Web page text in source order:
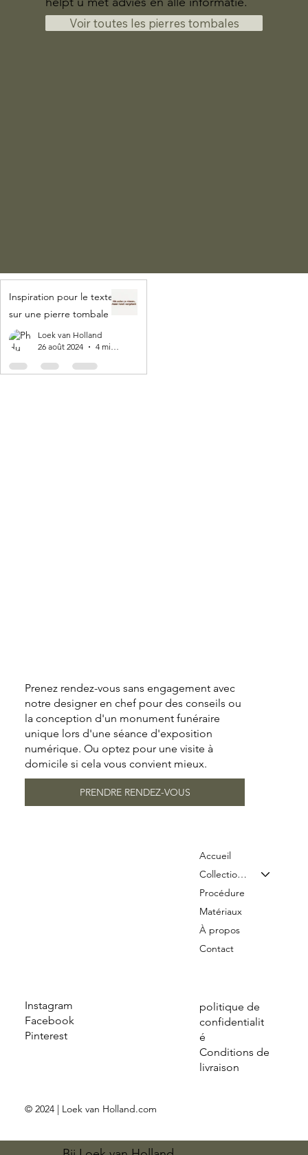
Voir toutes les pierres tombales
Inspiration pour le texte
sur une pierre tombale
Loek van Holland
26 août 2024
4 min de lecture
Instagram
Facebook
Pinterest
politique de
confidentialit
é
Conditions de
livraison
Accueil
Collection & Tarifs
Procédure
Matériaux
À propos
Contact
© 2024 | Loek van Holland.com
Prenez rendez-vous sans engagement avec
notre designer en chef pour des conseils ou
la conception d'un monument funéraire
unique lors d'une séance d'exposition
numérique. Ou optez pour une visite à
domicile si cela vous convient mieux.
PRENDRE RENDEZ-VOUS